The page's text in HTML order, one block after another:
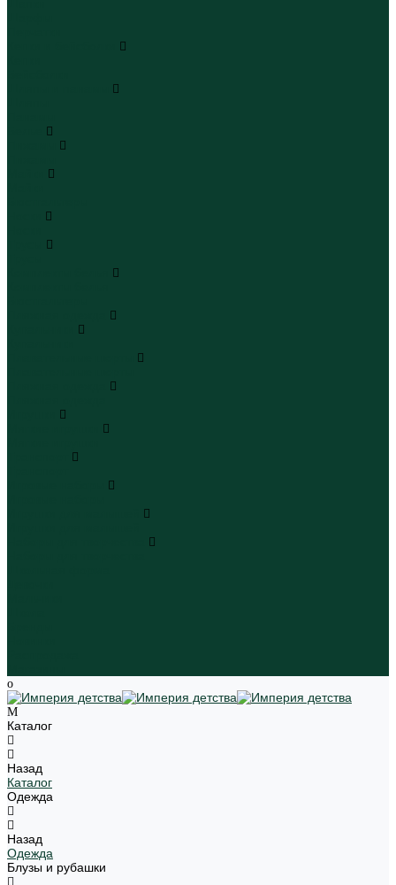
Каталог
Назад
Каталог
Одежда
Назад
Одежда
Блузы и рубашки